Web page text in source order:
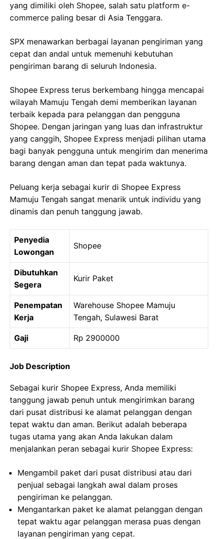
yang dimiliki oleh Shopee, salah satu platform e-
commerce paling besar di Asia Tenggara.
SPX menawarkan berbagai layanan pengiriman yang
cepat dan andal untuk memenuhi kebutuhan
pengiriman barang di seluruh Indonesia.
Shopee Express terus berkembang hingga mencapai
wilayah Mamuju Tengah demi memberikan layanan
terbaik kepada para pelanggan dan pengguna
Shopee. Dengan jaringan yang luas dan infrastruktur
yang canggih, Shopee Express menjadi pilihan utama
bagi banyak pengguna untuk mengirim dan menerima
barang dengan aman dan tepat pada waktunya.
Peluang kerja sebagai kurir di Shopee Express
Mamuju Tengah sangat menarik untuk individu yang
dinamis dan penuh tanggung jawab.
Penyedia
Lowongan
Shopee
Dibutuhkan
Segera
Kurir Paket
Penempatan
Kerja
Warehouse Shopee Mamuju
Tengah, Sulawesi Barat
Gaji Rp 2900000
Job Description
Sebagai kurir Shopee Express, Anda memiliki
tanggung jawab penuh untuk mengirimkan barang
dari pusat distribusi ke alamat pelanggan dengan
tepat waktu dan aman. Berikut adalah beberapa
tugas utama yang akan Anda lakukan dalam
menjalankan peran sebagai kurir Shopee Express:
Mengambil paket dari pusat distribusi atau dari
penjual sebagai langkah awal dalam proses
pengiriman ke pelanggan.
Mengantarkan paket ke alamat pelanggan dengan
tepat waktu agar pelanggan merasa puas dengan
layanan pengiriman yang cepat.